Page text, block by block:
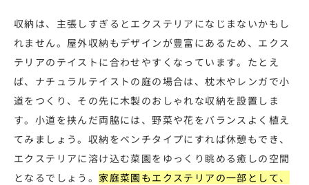
収納は、主張しすぎるとエクステリアになじまないかもし
れません。屋外収納もデザインが豊富にあるため、エクス
テリアのテイストに合わせやすくなっています。たとえ
ば、ナチュラルテイストの庭の場合は、枕木やレンガで小
道をつくり、その先に木製のおしゃれな収納を設置しま
す。小道を挟んだ両脇には、野菜や花をバランスよく植え
てみましょう。収納をベンチタイプにすれば休憩もでき、
エクステリアに溶け込む菜園をゆっくり眺める癒しの空間
となるでしょう。 家庭菜園もエクステリアの一部として、